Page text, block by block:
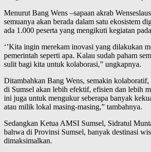
Menurut Bang Wens –sapaan akrab
semuanya akan berada dalam satu ekosistem
ada 1.000 peserta yang mengikuti kegiatan
‘’Kita ingin merekam inovasi yang dilakukan
pemerintah seperti apa. Kalau sudah paham
sulit bagi kita untuk kolaborasi,” ungkapnya.
Ditambahkan Bang Wens, semakin
di Sumsel akan lebih efektif, efisien dan lebih
ini juga untuk mengukur seberapa banyak
atau milik lokal masing-masing,” tambahnya.
Sedangkan Ketua AMSI Sumsel, Sidratul
bahwa di Provinsi Sumsel, banyak destinasi
dimaksimalkan.